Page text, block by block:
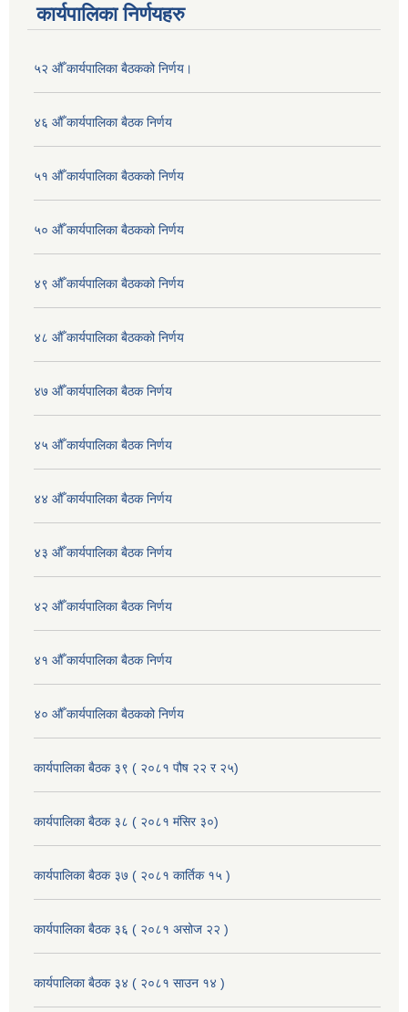
कार्यपालिका निर्णयहरु
५२ औँ कार्यपालिका बैठकको निर्णय।
४६ औँ कार्यपालिका बैठक निर्णय
५१ औँ कार्यपालिका बैठकको निर्णय
५० औँ कार्यपालिका बैठकको निर्णय
४९ औँ कार्यपालिका बैठकको निर्णय
४८ औँ कार्यपालिका बैठकको निर्णय
४७ औँ कार्यपालिका बैठक निर्णय
४५ औँ कार्यपालिका बैठक निर्णय
४४ औँ कार्यपालिका बैठक निर्णय
४३ औँ कार्यपालिका बैठक निर्णय
४२ औँ कार्यपालिका बैठक निर्णय
४१ औँ कार्यपालिका बैठक निर्णय
४० औँ कार्यपालिका बैठकको निर्णय
कार्यपालिका बैठक ३९ ( २०८१ पौष २२ र २५)
कार्यपालिका बैठक ३८ ( २०८१ मंसिर ३०)
कार्यपालिका बैठक ३७ ( २०८१ कार्तिक १५ )
कार्यपालिका बैठक ३६ ( २०८१ असोज २२ )
कार्यपालिका बैठक ३४ ( २०८१ साउन १४ )